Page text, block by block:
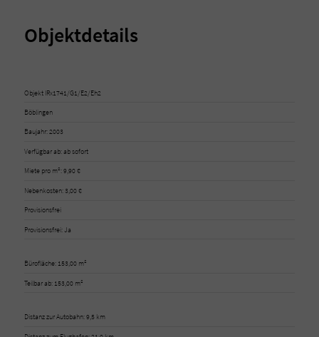
Objektdetails
Objekt IRx1741/G1/E2/Eh2
Böblingen
Baujahr: 2003
Verfügbar ab: ab sofort
Miete pro m²: 9,90 €
Nebenkosten: 3,00 €
Provisionsfrei
Provisionsfrei: Ja
Bürofläche: 153,00 m²
Teilbar ab: 153,00 m²
Distanz zur Autobahn: 9,5 km